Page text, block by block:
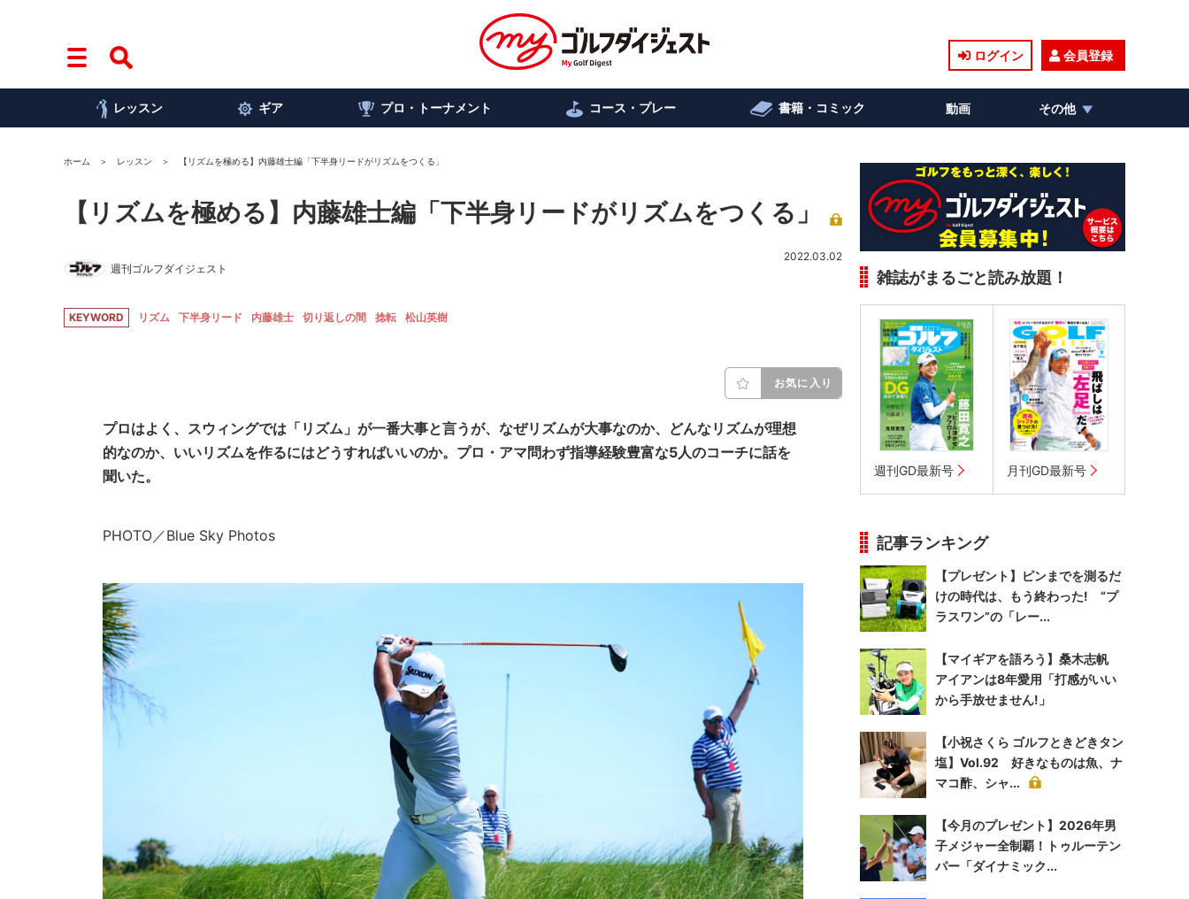
ログイン 会員登録
レッスン ギア プロ・トーナメント コース・プレー 書籍・コミック 動画 その他
ホーム レッスン 【リズムを極める】内藤雄士編「下半身リードがリズムをつくる」
【リズムを極める】内藤雄士編「下半身リードがリズムをつくる」
週刊ゴルフダイジェスト
2022.03.02
KEYWORD リズム 下半身リード 内藤雄士 切り返しの間 捻転 松山英樹
お気に入り
プロはよく、スウィングでは「リズム」が一番大事と言うが、なぜリズムが大事なのか、どんなリズムが理想
的なのか、いいリズムを作るにはどうすればいいのか。プロ・アマ問わず指導経験豊富な5人のコーチに話を
聞いた。
PHOTO／Blue Sky Photos
雑誌がまるごと読み放題！
週刊GD最新号 月刊GD最新号
記事ランキング
【プレゼント】ピンまでを測るだ
けの時代は、もう終わった! “プ
ラスワン”の「レー...
【マイギアを語ろう】桑木志帆
アイアンは8年愛用「打感がいい
から手放せません!」
【小祝さくら ゴルフときどきタン
塩】Vol.92 好きなものは魚、ナ
マコ酢、シャ...
【今月のプレゼント】2026年男
子メジャー全制覇！トゥルーテン
パー「ダイナミック...